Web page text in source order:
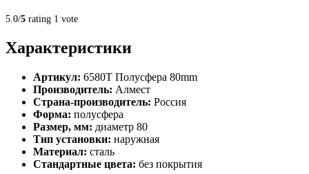
5.0/5 rating 1 vote
Характеристики
Артикул: 6580Т Полусфера 80mm
Производитель: Алмест
Страна-производитель: Россия
Форма: полусфера
Размер, мм: диаметр 80
Тип установки: наружная
Материал: сталь
Стандартные цвета: без покрытия